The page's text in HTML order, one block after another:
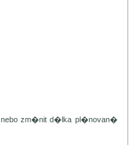
zm�nit d�lka pl�novan�